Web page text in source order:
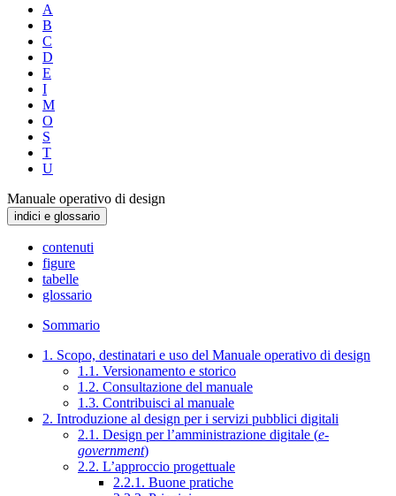
A
B
C
D
E
I
M
O
S
T
U
Manuale operativo di design
indici e glossario
contenuti
figure
tabelle
glossario
Sommario
1. Scopo, destinatari e uso del Manuale operativo di design
1.1. Versionamento e storico
1.2. Consultazione del manuale
1.3. Contribuisci al manuale
2. Introduzione al design per i servizi pubblici digitali
2.1. Design per l’amministrazione digitale (e-
government)
2.2. L’approccio progettuale
2.2.1. Buone pratiche